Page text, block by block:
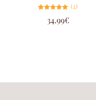
5.00
sur 5
(2)
34.99€